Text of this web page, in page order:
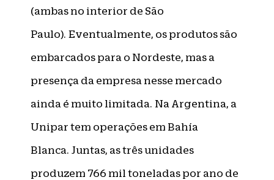
(ambas no interior de São
Paulo). Eventualmente, os produtos são
embarcados para o Nordeste, mas a
presença da empresa nesse mercado
ainda é muito limitada. Na Argentina, a
Unipar tem operações em Bahía
Blanca. Juntas, as três unidades
produzem 766 mil toneladas por ano de